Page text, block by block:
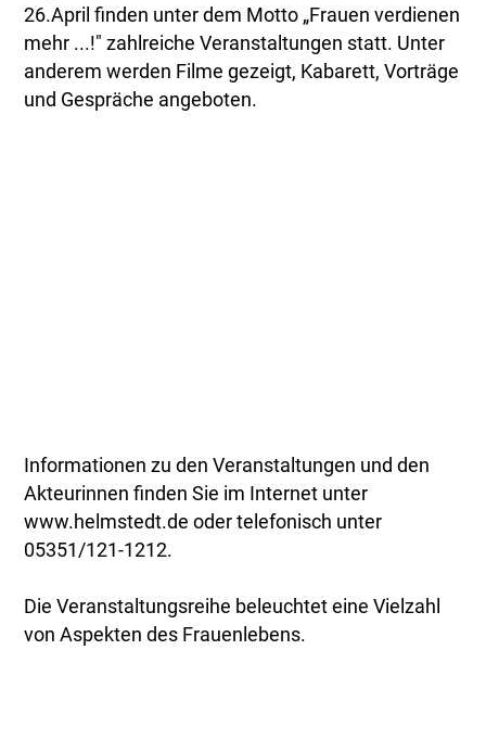
26.April finden unter dem Motto „Frauen verdienen
mehr ...!" zahlreiche Veranstaltungen statt. Unter
anderem werden Filme gezeigt, Kabarett, Vorträge
und Gespräche angeboten.
Informationen zu den Veranstaltungen und den
Akteurinnen finden Sie im Internet unter
www.helmstedt.de oder telefonisch unter
05351/121-1212.
Die Veranstaltungsreihe beleuchtet eine Vielzahl
von Aspekten des Frauenlebens.